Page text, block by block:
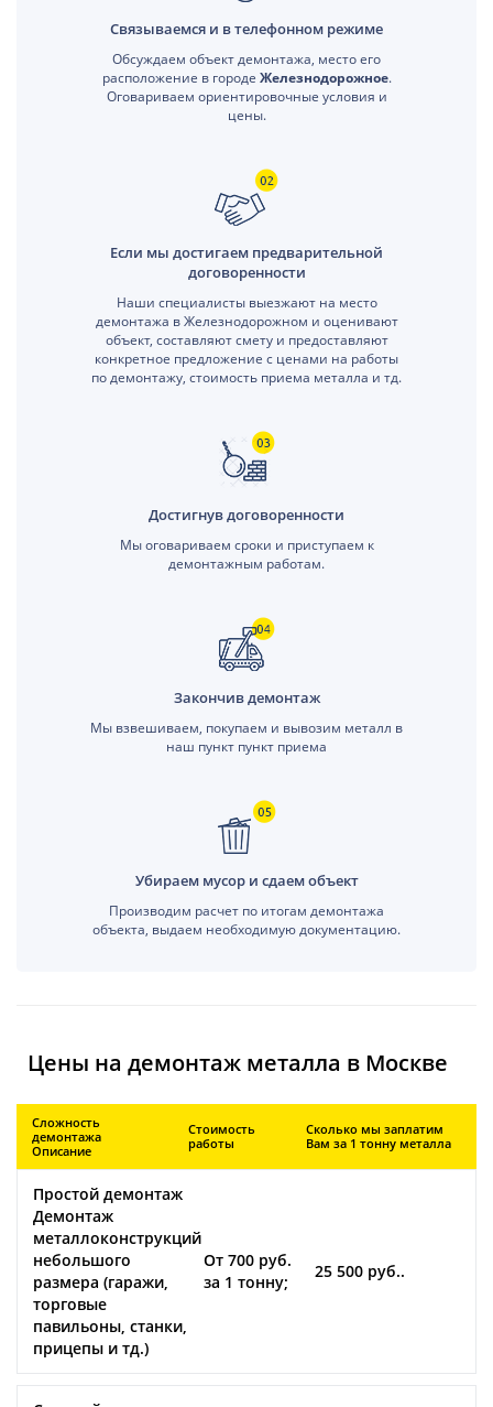
Связываемся и в телефонном режиме
Обсуждаем объект демонтажа, место его
расположение в городе Железнодорожное.
Оговариваем ориентировочные условия и
цены.
Если мы достигаем предварительной
договоренности
Наши специалисты выезжают на место
демонтажа в Железнодорожном и оценивают
объект, составляют смету и предоставляют
конкретное предложение с ценами на работы
по демонтажу, стоимость приема металла и тд.
Достигнув договоренности
Мы оговариваем сроки и приступаем к
демонтажным работам.
Закончив демонтаж
Мы взвешиваем, покупаем и вывозим металл в
наш пункт пункт приема
Убираем мусор и сдаем объект
Производим расчет по итогам демонтажа
объекта, выдаем необходимую документацию.
Цены на демонтаж металла в Москве
Сложность
демонтажа
Описание
Стоимость
работы
Сколько мы заплатим
Вам за 1 тонну металла
Простой демонтаж
Демонтаж
металлоконструкций
небольшого
размера (гаражи,
торговые
павильоны, станки,
прицепы и тд.)
От 700 руб.
за 1 тонну;
25 500 руб..